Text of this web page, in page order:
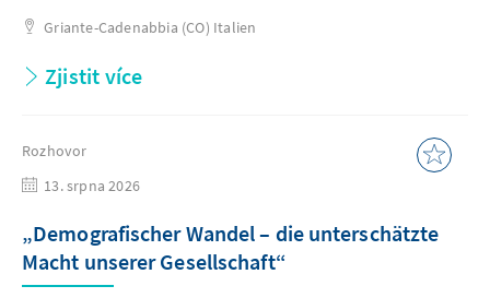
Griante-Cadenabbia (CO) Italien
Zjistit více
Rozhovor
13. srpna 2026
„Demografischer Wandel – die unterschätzte
Macht unserer Gesellschaft“